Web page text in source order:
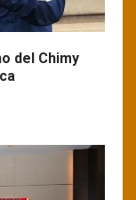
del Chimy